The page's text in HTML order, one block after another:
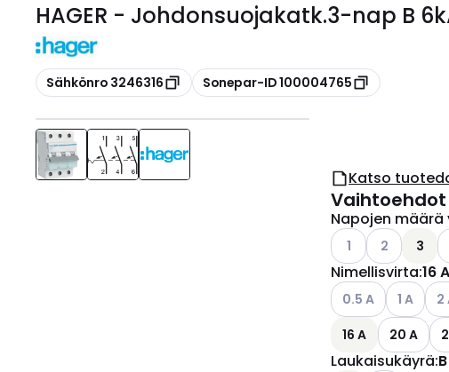
HAGER - Johdonsuojakatk.3-nap B
Kopioi
Sähkönro 3246316 Kopioi
Sonepar-ID 100004765
Katso
Vaihtoehdot
Napojen määrä
Katso
1 Katso
2 3
Nimellisvirta:16 A
Katso
0.5 A Katso
1 A 2
16 A
20 A
Laukaisukäyrä:B